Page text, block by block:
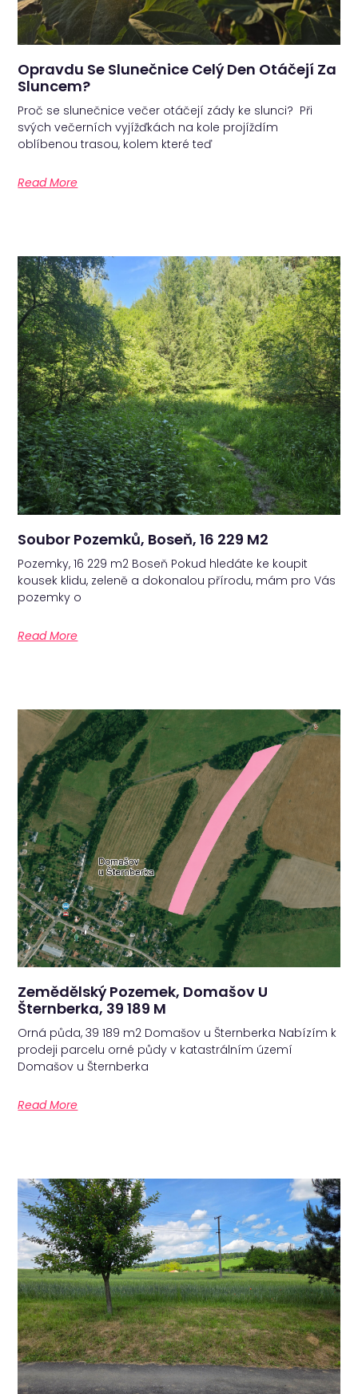
Opravdu Se Slunečnice Celý Den Otáčejí Za
Sluncem?
Proč se slunečnice večer otáčejí zády ke slunci? Při
svých večerních vyjížďkách na kole projíždím
oblíbenou trasou, kolem které teď
Read More
Soubor Pozemků, Boseň, 16 229 M2
Pozemky, 16 229 m2 Boseň Pokud hledáte ke koupit
kousek klidu, zeleně a dokonalou přírodu, mám pro Vás
pozemky o
Read More
Zemědělský Pozemek, Domašov U
Šternberka, 39 189 M
Orná půda, 39 189 m2 Domašov u Šternberka Nabízím k
prodeji parcelu orné půdy v katastrálním území
Domašov u Šternberka
Read More